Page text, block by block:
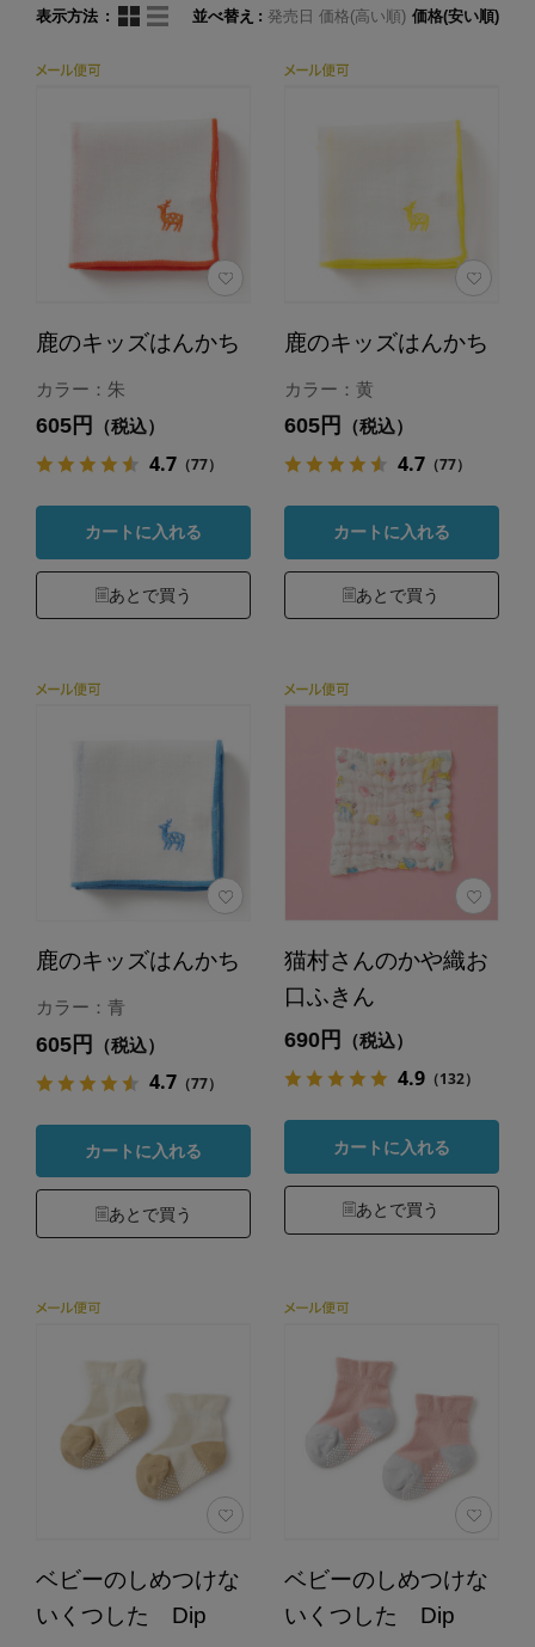
表示方法 並べ替え 発売日 価格(高い順) 価格(安い順)
鹿のキッズはんかち
カラー：朱
605円 （税込）
4.7（77）
カートに入れる
あとで買う
鹿のキッズはんかち
カラー：黄
605円 （税込）
4.7（77）
カートに入れる
あとで買う
鹿のキッズはんかち
カラー：青
605円 （税込）
4.7（77）
カートに入れる
あとで買う
猫村さんのかや織お
口ふきん
690円 （税込）
4.9（132）
カートに入れる
あとで買う
ベビーのしめつけな
いくつした Dip
ベビーのしめつけな
いくつした Dip